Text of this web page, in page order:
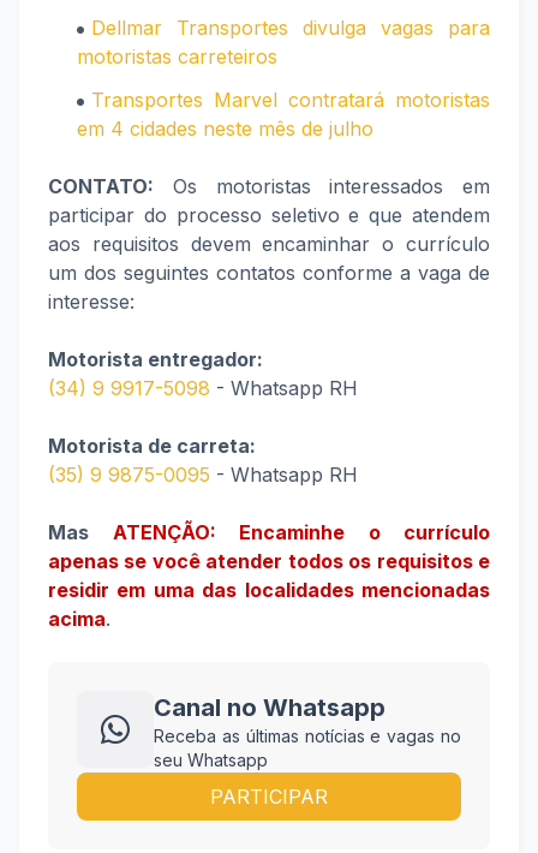
Dellmar Transportes divulga vagas para
motoristas carreteiros
Transportes Marvel contratará motoristas
em 4 cidades neste mês de julho
CONTATO: Os motoristas interessados em
participar do processo seletivo e que atendem
aos requisitos devem encaminhar o currículo
um dos seguintes contatos conforme a vaga de
interesse:
Motorista entregador:
(34) 9 9917-5098 - Whatsapp RH
Motorista de carreta:
(35) 9 9875-0095 - Whatsapp RH
Mas ATENÇÃO: Encaminhe o currículo
apenas se você atender todos os requisitos e
residir em uma das localidades mencionadas
acima.
Canal no Whatsapp
Receba as últimas notícias e vagas no
seu Whatsapp
PARTICIPAR